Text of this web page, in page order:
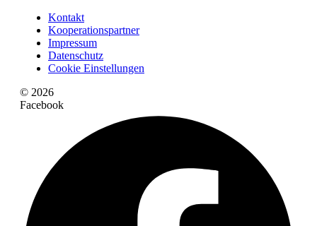
Kontakt
Kooperationspartner
Impressum
Datenschutz
Cookie Einstellungen
© 2026
Facebook